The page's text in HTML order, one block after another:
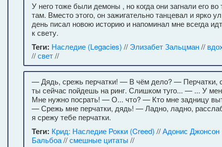
У него тоже были демоны , но когда они загнали его
там. Вместо этого, он зажигательно танцевал и ярко
день писал новою историю и напоминал мне всегда
к свету.
Теги: Наследие (Legacies) // Элизабет Зальцман//
//свет//
— Дядь, срежь перчатки! — В чём дело? — Перчатки,
ты сейчас пойдешь на ринг. Слишком туго... — ... У
Мне нужно посрать! — О... что? — Кто мне задницу
— Срежь мне перчатки, дядь! — Ладно, ладно,
я срежу тебе перчатки.
Теги: Крид: Наследие Рокки (Creed) //Адонис Джонсон
Бальбоа//смешные цитаты //